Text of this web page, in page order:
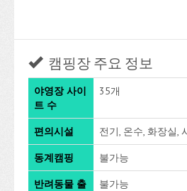
캠핑장 주요 정보
야영장 사이
트 수
35개
편의시설 전기, 온수, 화장실,
동계캠핑 불가능
반려동물 출
불가능